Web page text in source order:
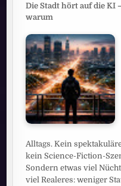
Die Stadt hört auf die KI
warum
Alltags. Kein
kein Science-Fiction-
Sondern etwas viel
viel Realeres: weniger